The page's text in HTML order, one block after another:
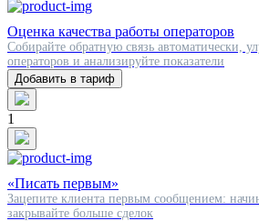
Оценка качества работы операторов
Собирайте обратную связь автоматически,
операторов и анализируйте показатели
Добавить в тариф
1
«Писать первым»
Зацепите клиента первым сообщением:
закрывайте больше сделок